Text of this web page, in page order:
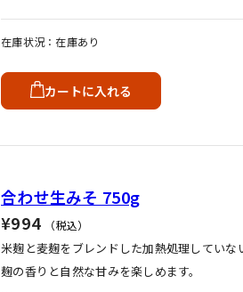
在庫状況 在庫あり
カートに入れる
合わせ生みそ 750g
¥994
（税込）
米麹と麦麹をブレンドした加熱処理していな
麹の香りと自然な甘みを楽しめます。